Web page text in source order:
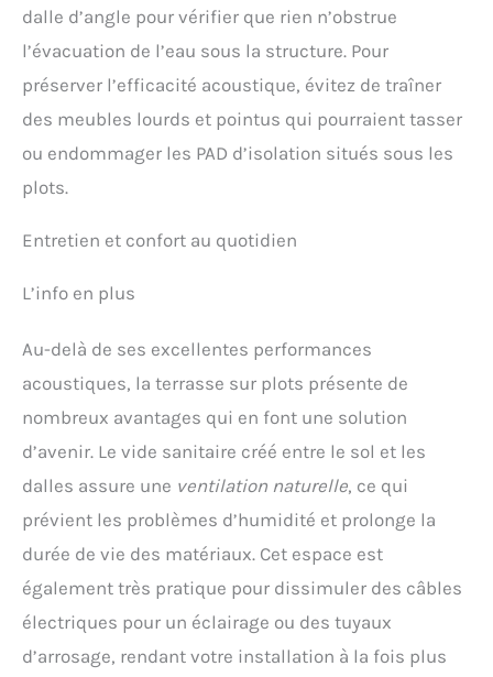
dalle d’angle pour vérifier que rien n’obstrue
l’évacuation de l’eau sous la structure. Pour
préserver l’efficacité acoustique, évitez de traîner
des meubles lourds et pointus qui pourraient tasser
ou endommager les PAD d’isolation situés sous les
plots.
Entretien et confort au quotidien
L’info en plus
Au-delà de ses excellentes performances
acoustiques, la terrasse sur plots présente de
nombreux avantages qui en font une solution
d’avenir. Le vide sanitaire créé entre le sol et les
dalles assure une ventilation naturelle, ce qui
prévient les problèmes d’humidité et prolonge la
durée de vie des matériaux. Cet espace est
également très pratique pour dissimuler des câbles
électriques pour un éclairage ou des tuyaux
d’arrosage, rendant votre installation à la fois plus